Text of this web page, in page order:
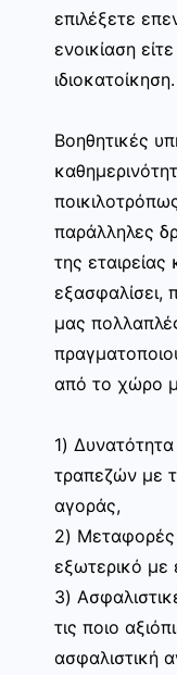
επιλέξετε
ενοικίαση
ιδιοκατοίκηση.
Βοηθητικές
παράλληλες
της
εξασφαλίσει,
μας
από το χώρο
1)
τραπεζών με
αγοράς,
2)
εξωτερικό με
3)
τις ποιο
ασφαλιστική